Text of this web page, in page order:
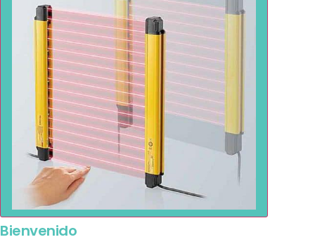
Bienvenido